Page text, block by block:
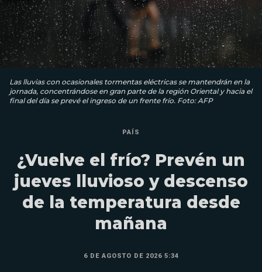
Las lluvias con ocasionales tormentas eléctricas se mantendrán en la
jornada, concentrándose en gran parte de la región Oriental y hacia el
final del día se prevé el ingreso de un frente frío. Foto: AFP
PAÍS
¿Vuelve el frío? Prevén un
jueves lluvioso y descenso
de la temperatura desde
mañana
6 DE AGOSTO DE 2026 5:34